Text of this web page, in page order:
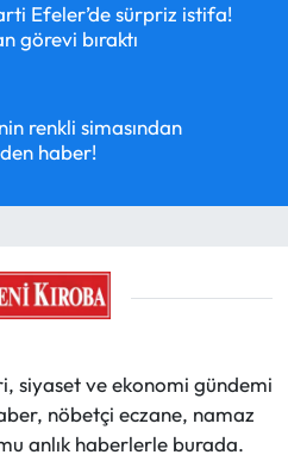
Efeler’de sürpriz istifa!
görevi bıraktı
renkli simasından
haber!
siyaset ve ekonomi gündemi
nöbetçi eczane, namaz
anlık haberlerle burada.